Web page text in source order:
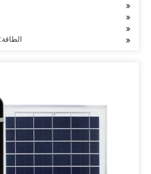
الطاقة: 100 واط 150 واط 200 واط 300 واط